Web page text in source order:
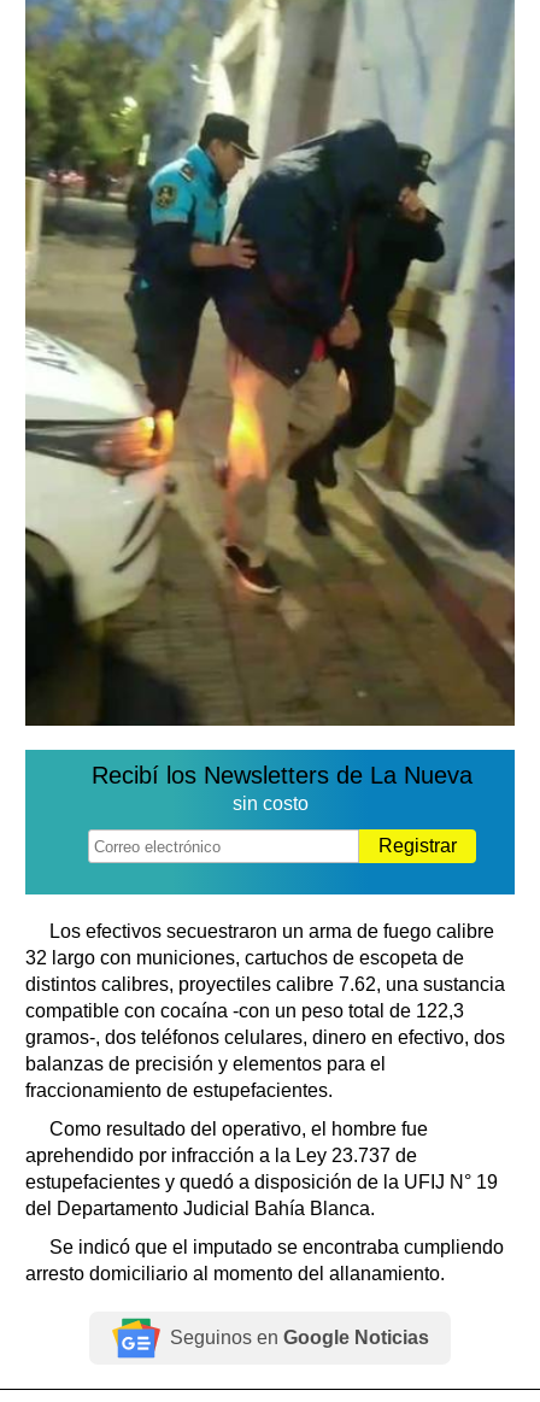
Recibí los Newsletters de La Nueva
sin costo
Registrar
Los efectivos secuestraron un arma de fuego calibre
32 largo con municiones, cartuchos de escopeta de
distintos calibres, proyectiles calibre 7.62, una sustancia
compatible con cocaína -con un peso total de 122,3
gramos-, dos teléfonos celulares, dinero en efectivo, dos
balanzas de precisión y elementos para el
fraccionamiento de estupefacientes.
Como resultado del operativo, el hombre fue
aprehendido por infracción a la Ley 23.737 de
estupefacientes y quedó a disposición de la UFIJ N° 19
del Departamento Judicial Bahía Blanca.
Se indicó que el imputado se encontraba cumpliendo
arresto domiciliario al momento del allanamiento.
Seguinos en Google Noticias